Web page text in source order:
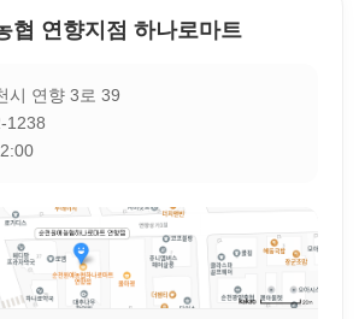
협 연향지점 하나로마트
시 연향 3로 39
1238